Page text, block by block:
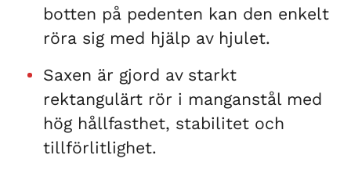
botten på pedenten kan den enkelt
röra sig med hjälp av hjulet.
Saxen är gjord av starkt
rektangulärt rör i manganstål med
hög hållfasthet, stabilitet och
tillförlitlighet.